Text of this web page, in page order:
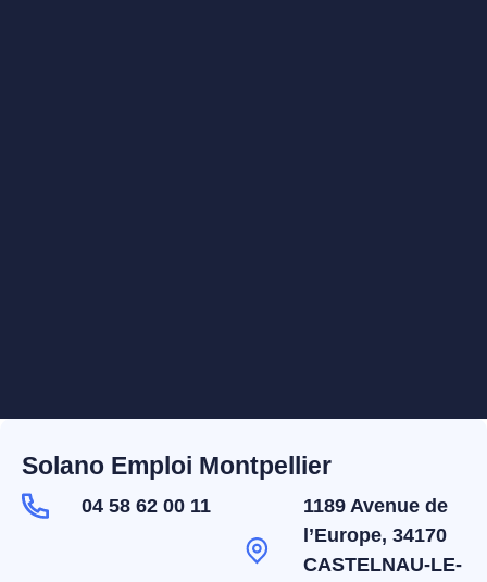
Solano Emploi Montpellier
04 58 62 00 11
1189 Avenue de
l’Europe, 34170
CASTELNAU-LE-